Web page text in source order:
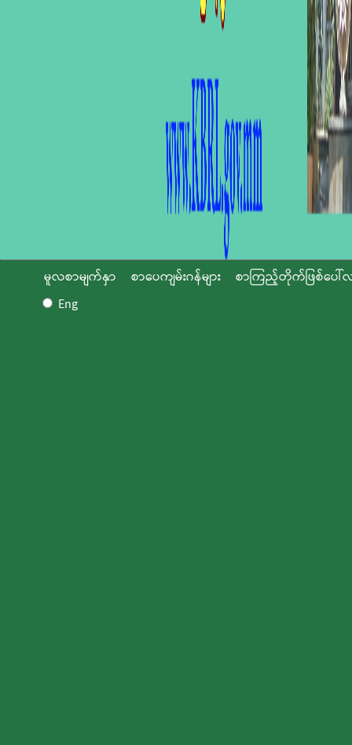
မူလစာမျက်နှာ စာပေကျမ်းဂန်များ
စာကြည့်တိုက်ဖြစ်ပေါ်
Eng